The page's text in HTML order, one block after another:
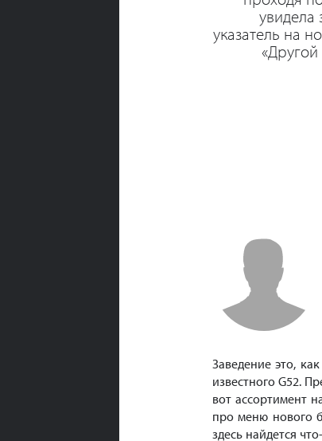
увидела
указатель на
«Другой
Заведение это,
известного G52.
вот ассортимент
про меню нового
здесь найдется